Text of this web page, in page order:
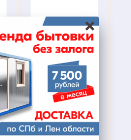
Офисные
модули
1) Комфортное
размещение
2) Полная
комплектация
3) Идеально для
встреч и
переговоров
×